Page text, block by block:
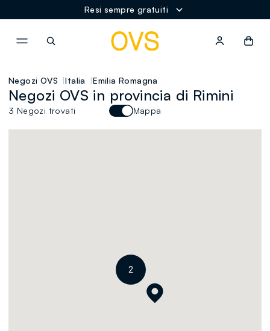
Resi sempre gratuiti
2
Negozi OVS Italia Emilia Romagna
Negozi OVS in provincia di Rimini
3 Negozi trovati Mappa